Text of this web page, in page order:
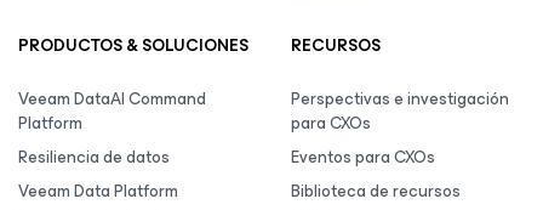
PRODUCTOS & SOLUCIONES
Veeam DataAI Command
Platform
Resiliencia de datos
Veeam Data Platform
RECURSOS
Perspectivas e investigación
para CXOs
Eventos para CXOs
Biblioteca de recursos